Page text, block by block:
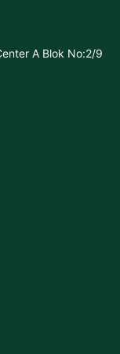
A Blok No:2/9